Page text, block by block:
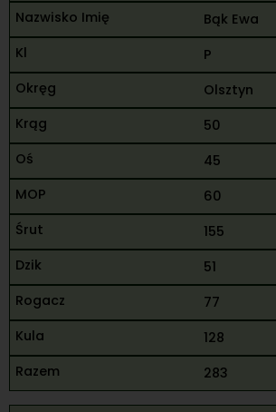
Bąk Ewa
P
Olsztyn
50
45
60
155
51
77
128
283